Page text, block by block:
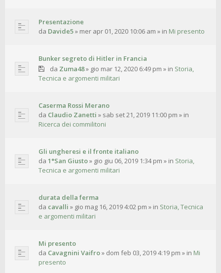
Presentazione
da Davide5» mer apr 01, 2020 10:06 am » in Mi presento
Bunker segreto di Hitler in Francia
da Zuma48» gio mar 12, 2020 6:49 pm » in Storia,
Tecnica e argomenti militari
Caserma Rossi Merano
da Claudio Zanetti » sab set 21, 2019 11:00 pm » in
Ricerca dei commilitoni
Gli ungheresi e il fronte italiano
da 1°San Giusto» gio giu 06, 2019 1:34 pm » in Storia,
Tecnica e argomenti militari
durata della ferma
da cavalli » gio mag 16, 2019 4:02 pm » in Storia, Tecnica
e argomenti militari
Mi presento
da Cavagnini Vaifro» dom feb 03, 2019 4:19 pm » in Mi
presento